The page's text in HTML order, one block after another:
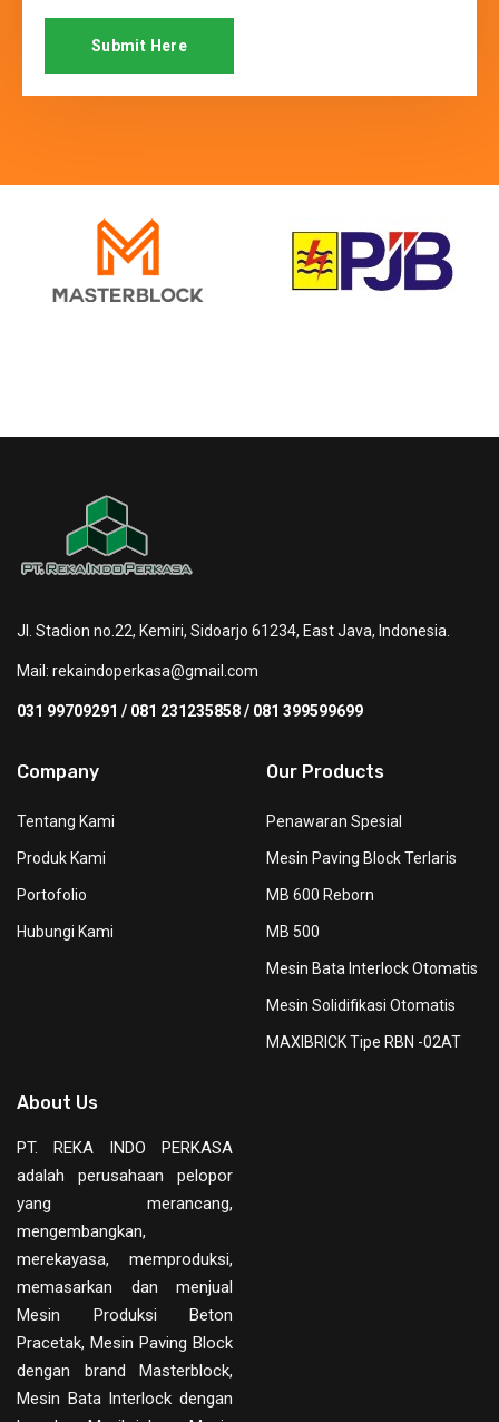
Submit Here
Jl. Stadion no.22, Kemiri, Sidoarjo 61234, East Java, Indonesia.
Mail: rekaindoperkasa@gmail.com
031 99709291 / 081 231235858 / 081 399599699
Company
Tentang Kami
Produk Kami
Portofolio
Hubungi Kami
Our Products
Penawaran Spesial
Mesin Paving Block Terlaris
MB 600 Reborn
MB 500
Mesin Bata Interlock Otomatis
Mesin Solidifikasi Otomatis
MAXIBRICK Tipe RBN -02AT
About Us
PT. REKA INDO PERKASA
adalah perusahaan pelopor
yang merancang,
mengembangkan,
merekayasa, memproduksi,
memasarkan dan menjual
Mesin Produksi Beton
Pracetak, Mesin Paving Block
dengan brand Masterblock,
Mesin Bata Interlock dengan